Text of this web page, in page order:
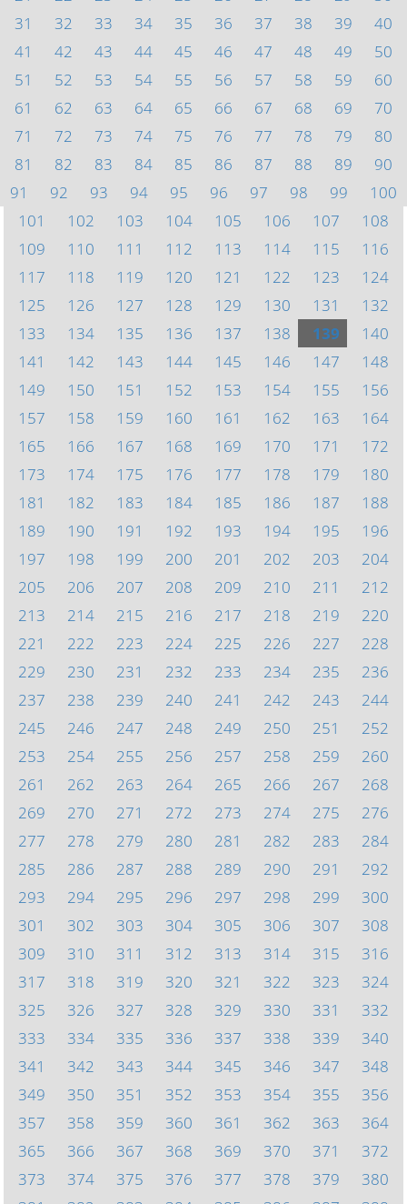
31
32 33 34 35 36 37 38 39
40
41
42 43 44 45 46 47 48 49
50
51
52 53 54 55 56 57 58 59
60
61
62 63 64 65 66 67 68 69
70
71
72 73 74 75 76 77 78 79
80
81
82 83 84 85 86 87 88 89
90
91
92 93 94 95 96 97 98 99
100
101
102 103 104 105 106 107
108
109
110 111 112 113 114 115
116
117
118 119 120 121 122 123
124
125
126 127 128 129 130 131
132
133
134 135 136 137 138 139
140
141
142 143 144 145 146 147
148
149
150 151 152 153 154 155
156
157
158 159 160 161 162 163
164
165
166 167 168 169 170 171
172
173
174 175 176 177 178 179
180
181
182 183 184 185 186 187
188
189
190 191 192 193 194 195
196
197
198 199 200 201 202 203
204
205
206 207 208 209 210 211
212
213
214 215 216 217 218 219
220
221
222 223 224 225 226 227
228
229
230 231 232 233 234 235
236
237
238 239 240 241 242 243
244
245
246 247 248 249 250 251
252
253
254 255 256 257 258 259
260
261
262 263 264 265 266 267
268
269
270 271 272 273 274 275
276
277
278 279 280 281 282 283
284
285
286 287 288 289 290 291
292
293
294 295 296 297 298 299
300
301
302 303 304 305 306 307
308
309
310 311 312 313 314 315
316
317
318 319 320 321 322 323
324
325
326 327 328 329 330 331
332
333
334 335 336 337 338 339
340
341
342 343 344 345 346 347
348
349
350 351 352 353 354 355
356
357
358 359 360 361 362 363
364
365
366 367 368 369 370 371
372
373
374 375 376 377 378 379
380